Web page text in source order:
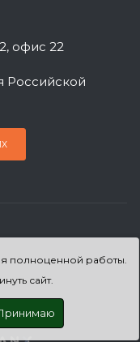
полноценной работы.
сайт.
офис 22
Российской